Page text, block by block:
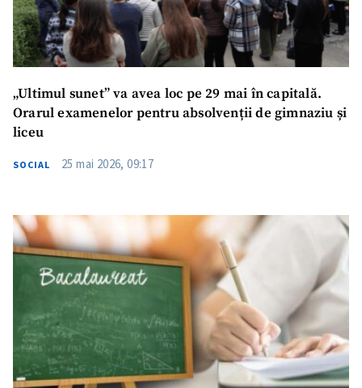
Trimite o informație
Despre ZdG
in English
на русском
„Ultimul sunet” va avea loc pe 29 mai în capitală.
Orarul examenelor pentru absolvenții de gimnaziu și
liceu
SOCIAL 25 mai 2026, 09:17